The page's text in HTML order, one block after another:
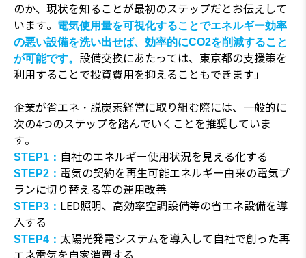
のか、現状を知ることが最初のステップだとお伝えして
います。
電気使用量を可視化することでエネルギー効率
の悪い設備を洗い出せば、効率的にCO2を削減すること
が可能です。 設備交換にあたっては、東京都の支援策を
利用することで投資費用を抑えることもできます」
企業が省エネ・脱炭素経営に取り組む際には、一般的に
次の4つのステップを踏んでいくことを推奨していま
す。
STEP1： 自社のエネルギー使用状況を見える化する
STEP2： 電気の契約を再生可能エネルギー由来の電気プ
ランに切り替える等の運用改善
STEP3： LED照明、高効率空調設備等の省エネ設備を導
入する
STEP4： 太陽光発電システムを導入して自社で創った再
エネ電気を自家消費する